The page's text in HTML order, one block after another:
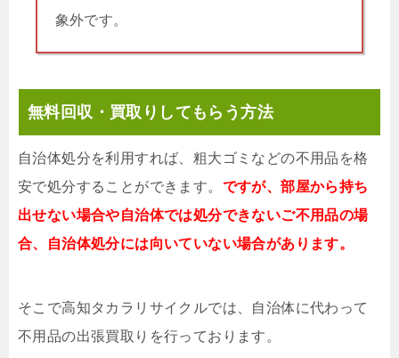
象外です。
無料回収・買取りしてもらう方法
自治体処分を利用すれば、粗大ゴミなどの不用品を格
安で処分することができます。 ですが、部屋から持ち
出せない場合や自治体では処分できないご不用品の場
合、自治体処分には向いていない場合があります。
そこで高知タカラリサイクルでは、自治体に代わって
不用品の出張買取りを行っております。